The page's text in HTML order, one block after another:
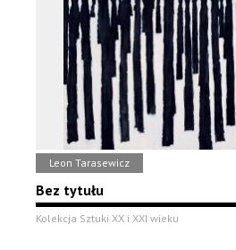
Leon Tarasewicz
Bez tytułu
Kolekcja Sztuki XX i XXI wieku